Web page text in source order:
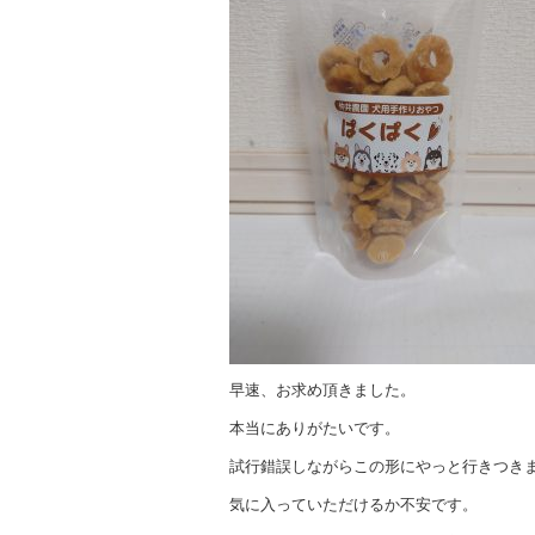
早速、お求め頂きました。
本当にありがたいです。
試行錯誤しながらこの形にやっと行きつき
気に入っていただけるか不安です。